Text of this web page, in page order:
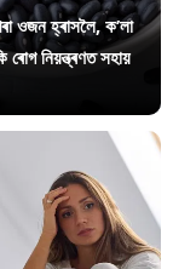
ওজন হ্ৰাসলৈ, ক’লা
ৰোগ নিয়ন্ত্ৰণত সহায়